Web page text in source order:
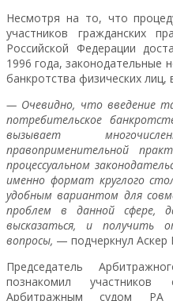
Несмотря на то, что
участников гражданских
Российской Федерации
1996 года, законодательные
банкротства физических
— Очевидно, что введение
потребительское
вызывает
правоприменительной
процессуальном
именно формат круглого
удобным вариантом для
проблем в данной сфере,
высказаться, и получить
вопросы, — подчеркнул Аскер
Председатель
познакомил участников
Арбитражным судом РА